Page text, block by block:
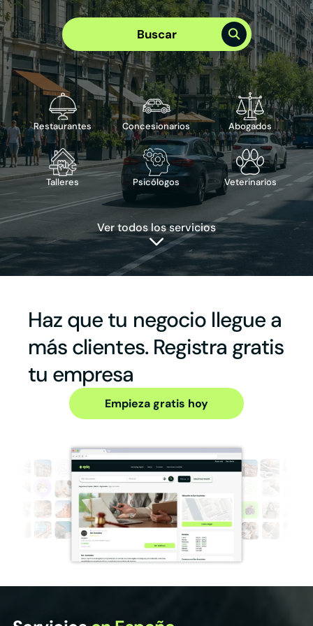
Buscar
Restaurantes Concesionarios Abogados
Talleres Psicólogos Veterinarios
Ver todos los servicios
Haz que tu negocio llegue a
más clientes. Registra gratis
tu empresa
Empieza gratis hoy
Te puede interesar
Reserva de cita ›
Reserva de mesa›
Publicidad en Google›
ChatBot IA›
Plan Visibilidad >
Plan Integral >